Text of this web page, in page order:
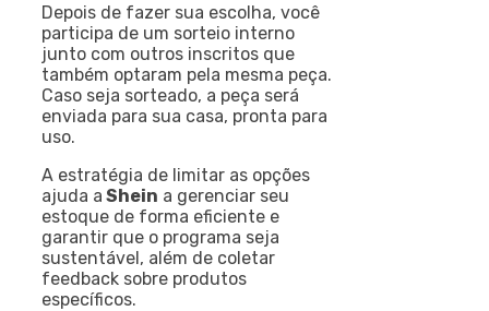
Depois de fazer sua escolha, você
participa de um sorteio interno
junto com outros inscritos que
também optaram pela mesma peça.
Caso seja sorteado, a peça será
enviada para sua casa, pronta para
uso.
A estratégia de limitar as opções
ajuda a Shein a gerenciar seu
estoque de forma eficiente e
garantir que o programa seja
sustentável, além de coletar
feedback sobre produtos
específicos.